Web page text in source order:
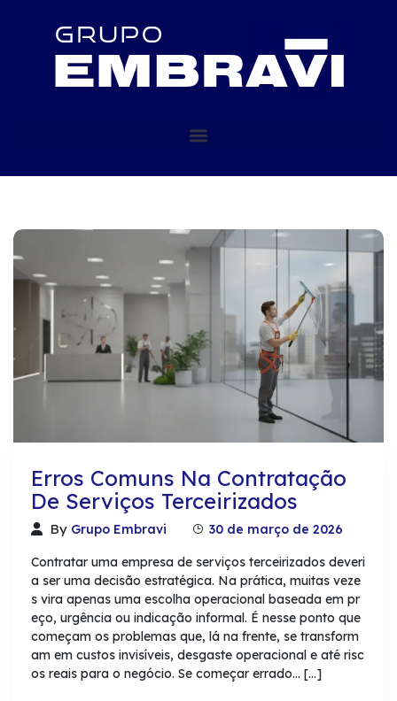
Erros Comuns Na Contratação
De Serviços Terceirizados
By Grupo Embravi 30 de março de 2026
Contratar uma empresa de serviços terceirizados deveri
a ser uma decisão estratégica. Na prática, muitas veze
s vira apenas uma escolha operacional baseada em pr
eço, urgência ou indicação informal. É nesse ponto que
começam os problemas que, lá na frente, se transform
am em custos invisíveis, desgaste operacional e até risc
os reais para o negócio. Se começar errado… […]